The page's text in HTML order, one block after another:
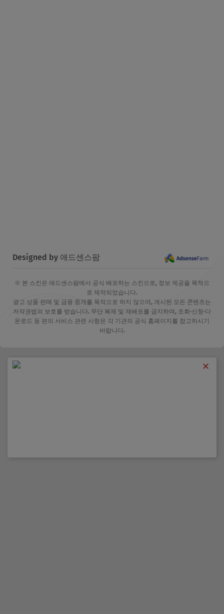
Designed by 애드센스팜
※ 본 스킨은 애드센스팜에서 공식 배포하는 스킨으로, 정보 제공을 목적으
로 제작되었습니다.
광고 상품 판매 및 금융 중개를 목적으로 하지 않으며, 게시된 모든 콘텐츠는
저작권법의 보호를 받습니다. 무단 복제 및 재배포를 금지하며, 조회·신청·다
운로드 등 편의 서비스 관련 사항은 각 기관의 공식 홈페이지를 참고하시기
바랍니다.
✕